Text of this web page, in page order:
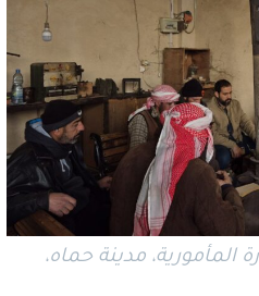
المأمورية، مدينة حماه،